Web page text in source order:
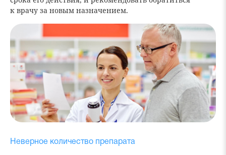
к врачу за новым назначением.
Неверное количество препарата